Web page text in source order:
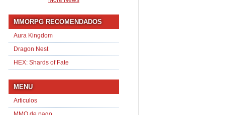
MMORPG RECOMENDADOS
Aura Kingdom
Dragon Nest
HEX: Shards of Fate
MENU
Articulos